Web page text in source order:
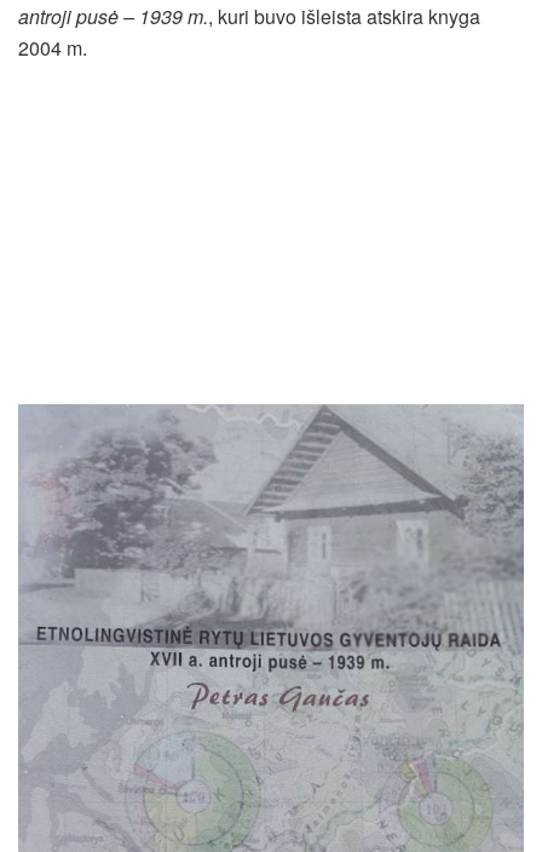
antroji pusė – 1939 m., kuri buvo išleista atskira knyga
2004 m.